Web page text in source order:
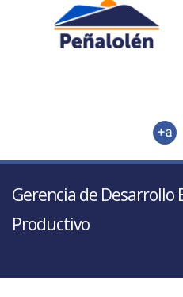
Gerencia de Desarrollo
Productivo